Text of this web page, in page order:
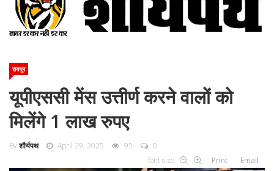
रायपुर
यूपीएससी मेंस उत्तीर्ण करने वालों को
मिलेंगे 1 लाख रुपए
Byशौर्यपथ April 29, 2025 95
0
font size
Print Email